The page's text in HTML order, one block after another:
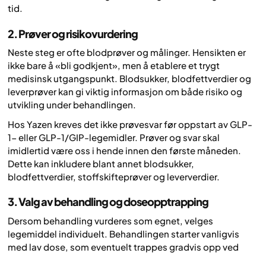
tid.
2. Prøver og risikovurdering
Neste steg er ofte blodprøver og målinger. Hensikten er
ikke bare å «bli godkjent», men å etablere et trygt
medisinsk utgangspunkt. Blodsukker, blodfettverdier og
leverprøver kan gi viktig informasjon om både risiko og
utvikling under behandlingen.
Hos Yazen kreves det ikke prøvesvar før oppstart av GLP-
1- eller GLP-1/GIP-legemidler. Prøver og svar skal
imidlertid være oss i hende innen den første måneden.
Dette kan inkludere blant annet blodsukker,
blodfettverdier, stoffskifteprøver og leververdier.
3. Valg av behandling og doseopptrapping
Dersom behandling vurderes som egnet, velges
legemiddel individuelt. Behandlingen starter vanligvis
med lav dose, som eventuelt trappes gradvis opp ved